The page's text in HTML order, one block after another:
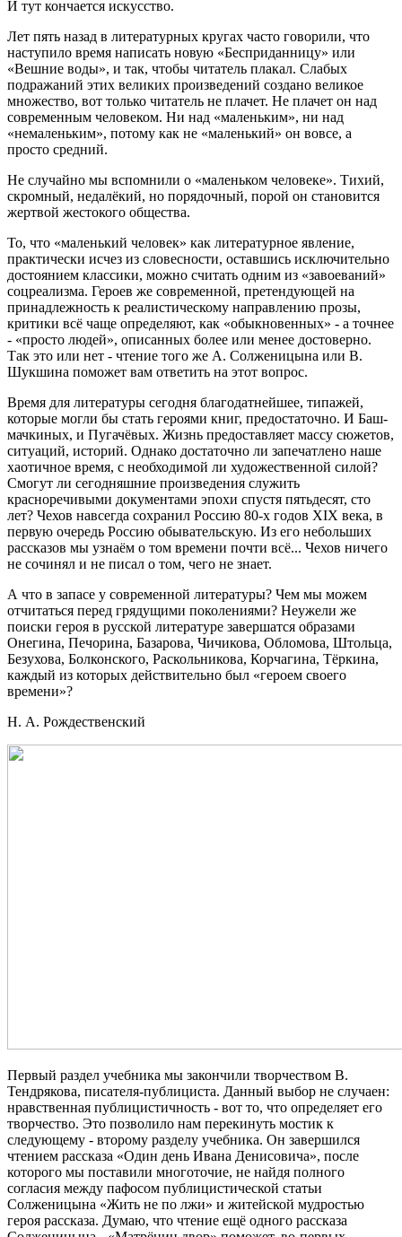
И тут кончается искусство.
Лет пять назад в литературных кругах часто говорили, что
наступило время написать новую «Бесприданницу» или
«Вешние воды», и так, чтобы читатель плакал. Слабых
подражаний этих великих произведений создано великое
множество, вот только читатель не плачет. Не плачет он над
современным человеком. Ни над «маленьким», ни над
«немаленьким», потому как не «маленький» он вовсе, а
просто средний.
Не случайно мы вспомнили о «маленьком человеке». Тихий,
скромный, недалёкий, но порядочный, порой он становится
жертвой жестокого общества.
То, что «маленький человек» как литературное явление,
практически исчез из словесности, оставшись исключительно
достоянием классики, можно считать одним из «завоеваний»
соцреализма. Героев же современной, претендующей на
принадлежность к реалистическому направлению прозы,
критики всё чаще определяют, как «обыкновенных» - а точнее
- «просто людей», описанных более или менее достоверно.
Так это или нет - чтение того же А. Солженицына или В.
Шукшина поможет вам ответить на этот вопрос.
Время для литературы сегодня благодатнейшее, типажей,
которые могли бы стать героями книг, предостаточно. И Баш-
мачкиных, и Пугачёвых. Жизнь предоставляет массу сюжетов,
ситуаций, историй. Однако достаточно ли запечатлено наше
хаотичное время, с необходимой ли художественной силой?
Смогут ли сегодняшние произведения служить
красноречивыми документами эпохи спустя пятьдесят, сто
лет? Чехов навсегда сохранил Россию 80-х годов XIX века, в
первую очередь Россию обывательскую. Из его небольших
рассказов мы узнаём о том времени почти всё... Чехов ничего
не сочинял и не писал о том, чего не знает.
А что в запасе у современной литературы? Чем мы можем
отчитаться перед грядущими поколениями? Неужели же
поиски героя в русской литературе завершатся образами
Онегина, Печорина, Базарова, Чичикова, Обломова, Штольца,
Безухова, Болконского, Раскольникова, Корчагина, Тёркина,
каждый из которых действительно был «героем своего
времени»?
Н. А. Рождественский
Первый раздел учебника мы закончили творчеством В.
Тендрякова, писателя-публициста. Данный выбор не случаен:
нравственная публицистичность - вот то, что определяет его
творчество. Это позволило нам перекинуть мостик к
следующему - второму разделу учебника. Он завершился
чтением рассказа «Один день Ивана Денисовича», после
которого мы поставили многоточие, не найдя полного
согласия между пафосом публицистической статьи
Солженицына «Жить не по лжи» и житейской мудростью
героя рассказа. Думаю, что чтение ещё одного рассказа